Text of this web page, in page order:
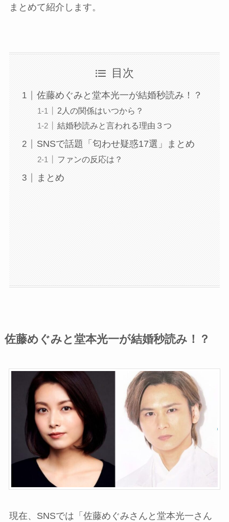
まとめて紹介します。
目次
佐藤めぐみと堂本光一が結婚秒読み！？
2人の関係はいつから？
結婚秒読みと言われる理由３つ
SNSで話題「匂わせ疑惑17選」まとめ
ファンの反応は？
まとめ
佐藤めぐみと堂本光一が結婚秒読み！？
現在、SNSでは「佐藤めぐみさんと堂本光一さん